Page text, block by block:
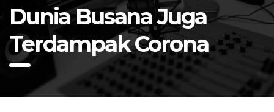
Dunia Busana Juga
Terdampak Corona